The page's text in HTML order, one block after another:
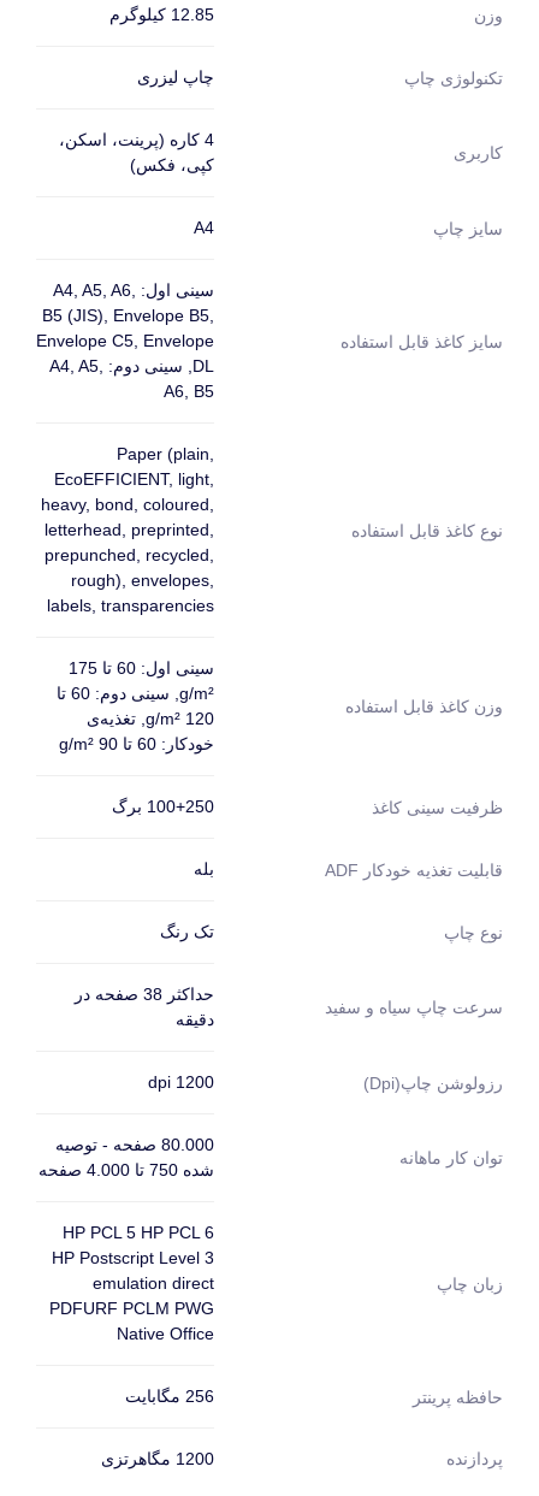
وزن 12.85 کیلوگرم
تکنولوژی چاپ چاپ لیزری
کاربری
4 کاره (پرینت، اسکن،
کپی، فکس)
سایز چاپ A4
سایز کاغذ قابل استفاده
سینی اول: A4, A5, A6,
B5 (JIS), Envelope B5,
Envelope C5, Envelope
DL, سینی دوم: A4, A5,
A6, B5
نوع کاغذ قابل استفاده
Paper (plain,
EcoEFFICIENT, light,
heavy, bond, coloured,
letterhead, preprinted,
prepunched, recycled,
rough), envelopes,
labels, transparencies
وزن کاغذ قابل استفاده
سینی اول: 60 تا 175
g/m², سینی دوم: 60 تا
120 g/m², تغذیه‌ی
خودکار: 60 تا 90 g/m²
ظرفیت سینی کاغذ 100+250 برگ
قابلیت تغذیه خودکار ADF بله
نوع چاپ تک رنگ
سرعت چاپ سیاه و سفید
حداکثر 38 صفحه در
دقیقه
رزولوشن چاپ(dpi) 1200 dpi
توان کار ماهانه
80.000 صفحه - توصیه
شده 750 تا 4.000 صفحه
زبان چاپ
HP PCL 5 HP PCL 6
HP Postscript Level 3
emulation direct
PDFURF PCLM PWG
Native Office
حافظه پرینتر 256 مگابایت
پردازنده 1200 مگاهرتزی